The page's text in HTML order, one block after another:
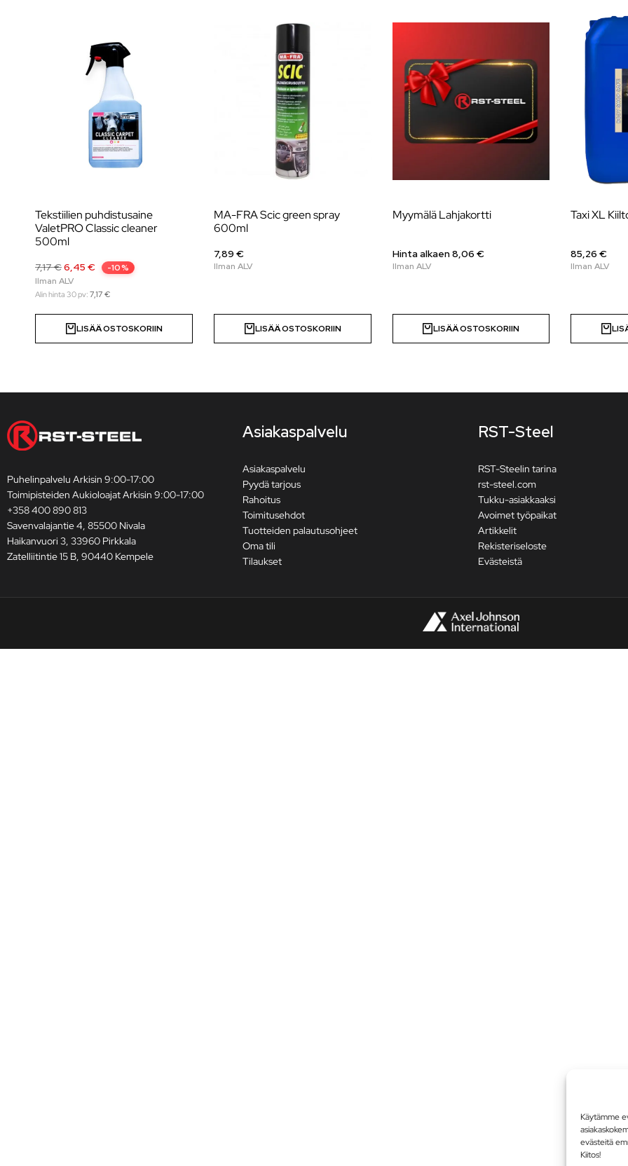
Käytämme
evästeitä
Kiitos!
Tekstiilien puhdistusaine
ValetPRO Classic cleaner
500ml
7,17€6,45 € -10%
Alin hinta 30 pv: 7,17 €
LISÄÄ OSTOSKORIIN
MA-FRA Scic green spray
600ml
7,89 €
LISÄÄ OSTOSKORIIN
Myymälä Lahjakortti
Hinta alkaen8,06 €
LISÄÄ OSTOSKORIIN
Taxi XL
85,26 €
Puhelinpalvelu Arkisin 9:00-17:00
Toimipisteiden Aukioloajat Arkisin 9:00-17:00
+358 400 890 813
Savenvalajantie 4, 85500 Nivala
Haikanvuori 3, 33960 Pirkkala
Zatelliitintie 15 B, 90440 Kempele
Asiakaspalvelu
Asiakaspalvelu
Pyydä tarjous
Rahoitus
Toimitusehdot
Tuotteiden palautusohjeet
Oma tili
Tilaukset
RST-Steel
RST-Steelin tarina
rst-steel.com
Tukku-asiakkaaksi
Avoimet työpaikat
Artikkelit
Rekisteriseloste
Evästeistä